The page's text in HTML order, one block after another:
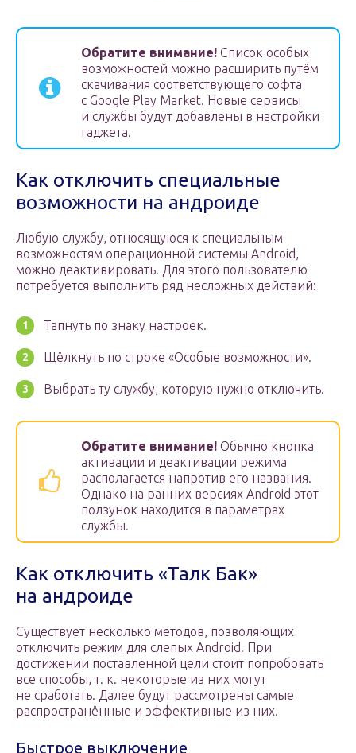
Обратите внимание! Список особых
возможностей можно расширить путём
скачивания соответствующего софта
с Google Play Market. Новые сервисы
и службы будут добавлены в настройки
гаджета.
Как отключить специальные
возможности на андроиде
Любую службу, относящуюся к специальным
возможностям операционной системы Android,
можно деактивировать. Для этого пользователю
потребуется выполнить ряд несложных действий:
Тапнуть по знаку настроек.
Щёлкнуть по строке «Особые возможности».
Выбрать ту службу, которую нужно отключить.
Обратите внимание! Обычно кнопка
активации и деактивации режима
располагается напротив его названия.
Однако на ранних версиях Android этот
ползунок находится в параметрах
службы.
Как отключить «Талк Бак»
на андроиде
Существует несколько методов, позволяющих
отключить режим для слепых Android. При
достижении поставленной цели стоит попробовать
все способы, т. к. некоторые из них могут
не сработать. Далее будут рассмотрены самые
распространённые и эффективные из них.
Быстрое выключение